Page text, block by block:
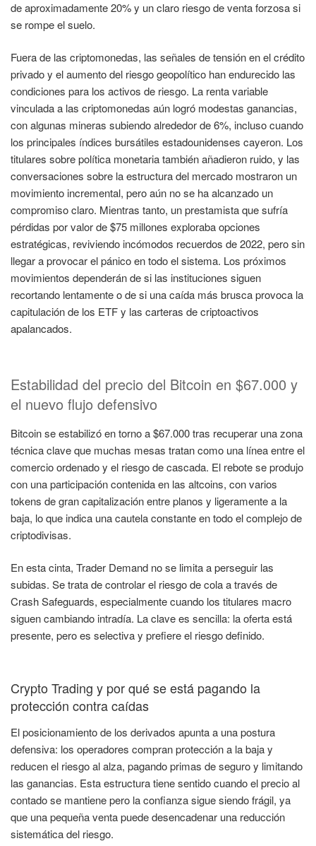
de aproximadamente 20% y un claro riesgo de venta forzosa si
se rompe el suelo.
Fuera de las criptomonedas, las señales de tensión en el crédito
privado y el aumento del riesgo geopolítico han endurecido las
condiciones para los activos de riesgo. La renta variable
vinculada a las criptomonedas aún logró modestas ganancias,
con algunas mineras subiendo alrededor de 6%, incluso cuando
los principales índices bursátiles estadounidenses cayeron. Los
titulares sobre política monetaria también añadieron ruido, y las
conversaciones sobre la estructura del mercado mostraron un
movimiento incremental, pero aún no se ha alcanzado un
compromiso claro. Mientras tanto, un prestamista que sufría
pérdidas por valor de $75 millones exploraba opciones
estratégicas, reviviendo incómodos recuerdos de 2022, pero sin
llegar a provocar el pánico en todo el sistema. Los próximos
movimientos dependerán de si las instituciones siguen
recortando lentamente o de si una caída más brusca provoca la
capitulación de los ETF y las carteras de criptoactivos
apalancados.
Estabilidad del precio del Bitcoin en $67.000 y
el nuevo flujo defensivo
Bitcoin se estabilizó en torno a $67.000 tras recuperar una zona
técnica clave que muchas mesas tratan como una línea entre el
comercio ordenado y el riesgo de cascada. El rebote se produjo
con una participación contenida en las altcoins, con varios
tokens de gran capitalización entre planos y ligeramente a la
baja, lo que indica una cautela constante en todo el complejo de
criptodivisas.
En esta cinta, Trader Demand no se limita a perseguir las
subidas. Se trata de controlar el riesgo de cola a través de
Crash Safeguards, especialmente cuando los titulares macro
siguen cambiando intradía. La clave es sencilla: la oferta está
presente, pero es selectiva y prefiere el riesgo definido.
Crypto Trading y por qué se está pagando la
protección contra caídas
El posicionamiento de los derivados apunta a una postura
defensiva: los operadores compran protección a la baja y
reducen el riesgo al alza, pagando primas de seguro y limitando
las ganancias. Esta estructura tiene sentido cuando el precio al
contado se mantiene pero la confianza sigue siendo frágil, ya
que una pequeña venta puede desencadenar una reducción
sistemática del riesgo.